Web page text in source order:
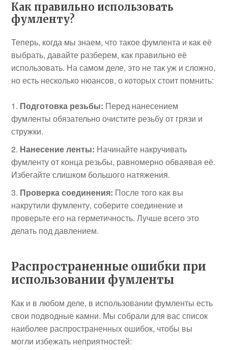
Как правильно использовать
фумленту?
Теперь, когда мы знаем, что такое фумлента и как её
выбрать, давайте разберем, как правильно её
использовать. На самом деле, это не так уж и сложно,
но есть несколько нюансов, о которых стоит помнить:
Подготовка резьбы: Перед нанесением
фумленты обязательно очистите резьбу от грязи и
стружки.
Нанесение ленты: Начинайте накручивать
фумленту от конца резьбы, равномерно обваявая её.
Избегайте слишком большого натяжения.
Проверка соединения: После того как вы
накрутили фумленту, соберите соединение и
проверьте его на герметичность. Лучше всего это
делать под давлением.
Распространенные ошибки при
использовании фумленты
Как и в любом деле, в использовании фумленты есть
свои подводные камни. Мы собрали для вас список
наиболее распространенных ошибок, чтобы вы
могли избежать неприятностей: